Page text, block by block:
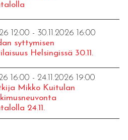
12:00 - 30.11.2026 16:00
syttymisen
Helsingissä 30.11.
16:00 - 24.11.2026 19:00
Mikko Kuitulan
24.11.